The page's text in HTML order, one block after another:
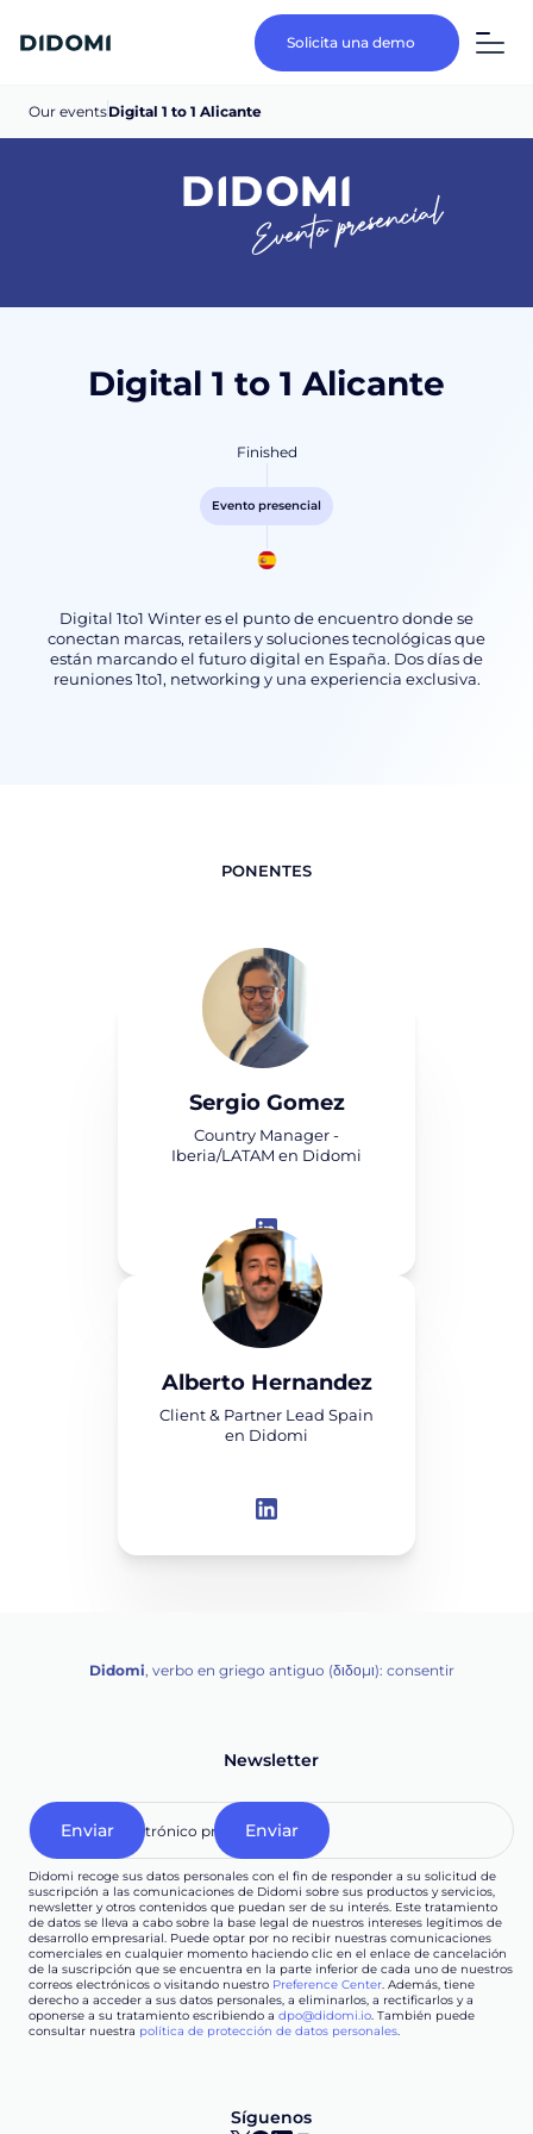
Solicita una demo
Our eventsDigital 1 to 1 Alicante
Evento presencial
Digital 1 to 1 Alicante
Finished
Evento presencial
Digital 1to1 Winter es el punto de encuentro donde se
conectan marcas, retailers y soluciones tecnológicas que
están marcando el futuro digital en España. Dos días de
reuniones 1to1, networking y una experiencia exclusiva.
PONENTES
Sergio Gomez
Country Manager -
Iberia/LATAM en Didomi
Alberto Hernandez
Client & Partner Lead Spain
en Didomi
Didomi, verbo en griego antiguo (διδομι): consentir
Newsletter
Didomi recoge sus datos personales con el fin de responder a su solicitud de
suscripción a las comunicaciones de Didomi sobre sus productos y servicios,
newsletter y otros contenidos que puedan ser de su interés. Este tratamiento
de datos se lleva a cabo sobre la base legal de nuestros intereses legítimos de
desarrollo empresarial. Puede optar por no recibir nuestras comunicaciones
comerciales en cualquier momento haciendo clic en el enlace de cancelación
de la suscripción que se encuentra en la parte inferior de cada uno de nuestros
correos electrónicos o visitando nuestro Preference Center. Además, tiene
derecho a acceder a sus datos personales, a eliminarlos, a rectificarlos y a
oponerse a su tratamiento escribiendo a dpo@didomi.io. También puede
consultar nuestra política de protección de datos personales.
Síguenos